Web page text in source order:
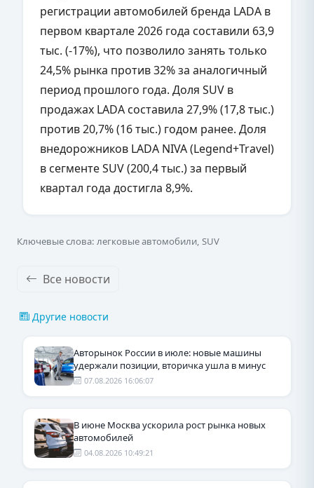
регистрации автомобилей бренда LADA в
первом квартале 2026 года составили 63,9
тыс. (-17%), что позволило занять только
24,5% рынка против 32% за аналогичный
период прошлого года. Доля SUV в
продажах LADA составила 27,9% (17,8 тыс.)
против 20,7% (16 тыс.) годом ранее. Доля
внедорожников LADA NIVA (Legend+Travel)
в сегменте SUV (200,4 тыс.) за первый
квартал года достигла 8,9%.
Ключевые слова: легковые автомобили, SUV
Все новости
Другие новости
Авторынок России в июле: новые машины
удержали позиции, вторичка ушла в минус
07.08.2026 16:06:07
В июне Москва ускорила рост рынка новых
автомобилей
04.08.2026 10:49:21